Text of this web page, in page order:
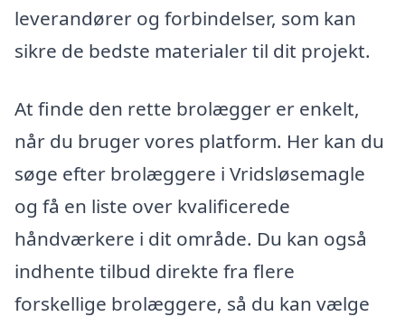
leverandører og forbindelser, som kan
sikre de bedste materialer til dit projekt.
At finde den rette brolægger er enkelt,
når du bruger vores platform. Her kan du
søge efter brolæggere i Vridsløsemagle
og få en liste over kvalificerede
håndværkere i dit område. Du kan også
indhente tilbud direkte fra flere
forskellige brolæggere, så du kan vælge